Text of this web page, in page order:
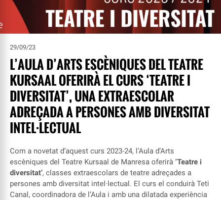
29/09/23
L’AULA D’ARTS ESCÈNIQUES DEL TEATRE
KURSAAL OFERIRÀ EL CURS ‘TEATRE I
DIVERSITAT’, UNA EXTRAESCOLAR
ADREÇADA A PERSONES AMB DIVERSITAT
INTEL·LECTUAL
Com a novetat d’aquest curs 2023-24, l’Aula d’Arts
escèniques del Teatre Kursaal de Manresa oferirà ‘Teatre i
diversitat’, classes extraescolars de teatre adreçades a
persones amb diversitat intel·lectual. El curs el conduirà Teti
Canal, coordinadora de l’Aula i amb una dilatada experiència